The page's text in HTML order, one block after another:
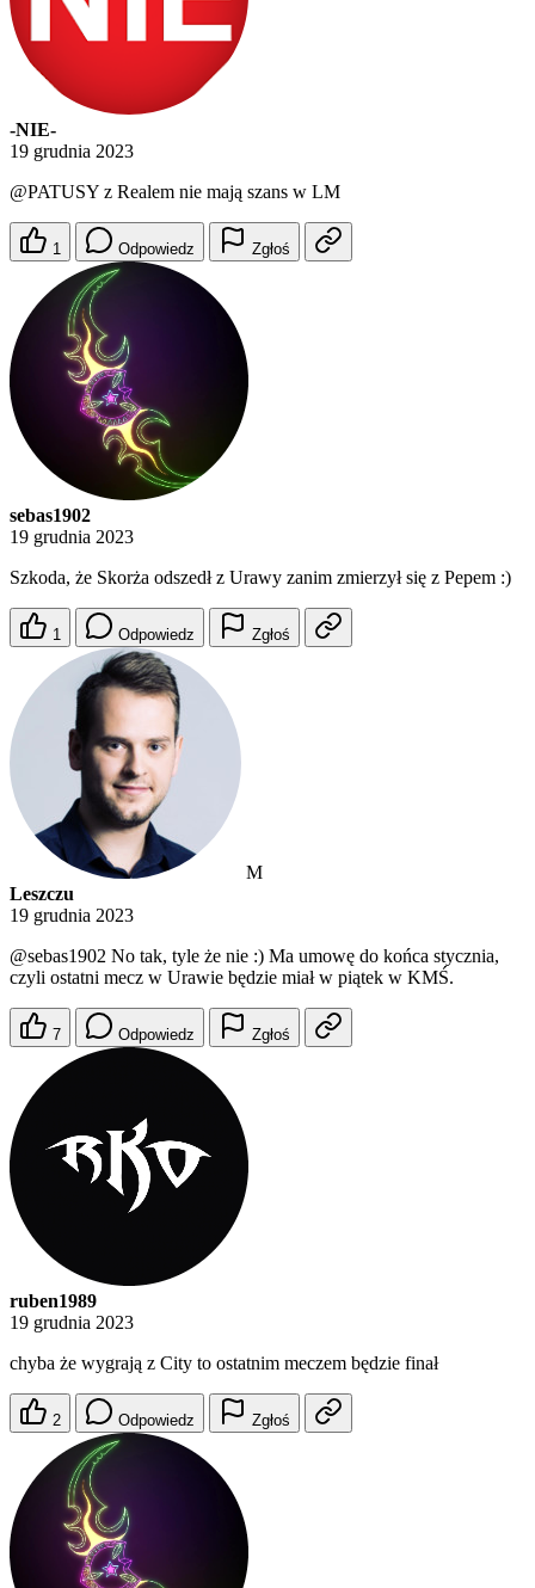
-NIE-
19 grudnia 2023
@PATUSY z Realem nie mają szans w LM
1 Odpowiedz Zgłoś
sebas1902
19 grudnia 2023
Szkoda, że Skorża odszedł z Urawy zanim zmierzył się z Pepem :)
1 Odpowiedz Zgłoś
M
Leszczu
19 grudnia 2023
@sebas1902 No tak, tyle że nie :) Ma umowę do końca stycznia,
czyli ostatni mecz w Urawie będzie miał w piątek w KMŚ.
7 Odpowiedz Zgłoś
ruben1989
19 grudnia 2023
chyba że wygrają z City to ostatnim meczem będzie finał
2 Odpowiedz Zgłoś